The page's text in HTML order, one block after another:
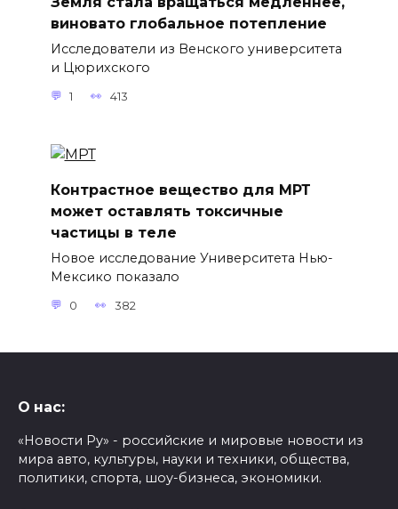
виновато глобальное потепление
Исследователи из Венского университета
и Цюрихского
1 413
Контрастное вещество для МРТ
может оставлять токсичные
частицы в теле
Новое исследование Университета Нью-
Мексико показало
0 382
О нас:
«Новости Ру» - российские и мировые новости из
мира авто, культуры, науки и техники, общества,
политики, спорта, шоу-бизнеса, экономики.